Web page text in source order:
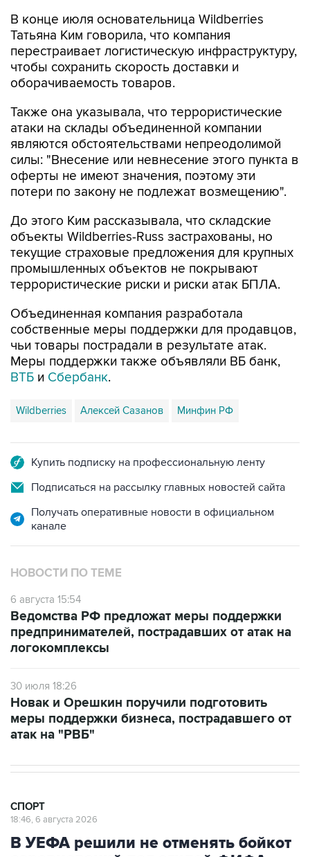
В конце июля основательница Wildberries
Татьяна Ким говорила, что компания
перестраивает логистическую инфраструктуру,
чтобы сохранить скорость доставки и
оборачиваемость товаров.
Также она указывала, что террористические
атаки на склады объединенной компании
являются обстоятельствами непреодолимой
силы: "Внесение или невнесение этого пункта в
оферты не имеют значения, поэтому эти
потери по закону не подлежат возмещению".
До этого Ким рассказывала, что складские
объекты Wildberries-Russ застрахованы, но
текущие страховые предложения для крупных
промышленных объектов не покрывают
террористические риски и риски атак БПЛА.
Объединенная компания разработала
собственные меры поддержки для продавцов,
чьи товары пострадали в результате атак.
Меры поддержки также объявляли ВБ банк,
ВТБ и Сбербанк.
Wildberries Алексей Сазанов Минфин РФ
Купить подписку на профессиональную ленту
Подписаться на рассылку главных новостей сайта
Получать оперативные новости в официальном
канале
НОВОСТИ ПО ТЕМЕ
6 августа 15:54
Ведомства РФ предложат меры поддержки
предпринимателей, пострадавших от атак на
логокомплексы
30 июля 18:26
Новак и Орешкин поручили подготовить
меры поддержки бизнеса, пострадавшего от
атак на "РВБ"
СПОРТ
18:46, 6 августа 2026
В УЕФА решили не отменять бойкот